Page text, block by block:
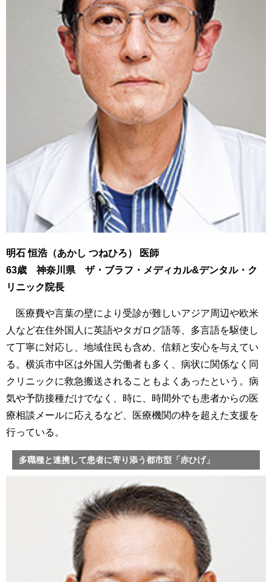
明石 恒浩（あかし つねひろ） 医師
63歳 神奈川県 ザ・ブラフ・メディカル&デンタル・ク
リニック院長
医療費や言葉の壁により受診が難しいアジア周辺や欧米
人など在住外国人に英語やタガログ語等、多言語を駆使し
て丁寧に対応し、地域住民も含め、信頼と安心を与えてい
る。横浜市中区は外国人労働者も多く、病状に関係なく同
クリニックに救急搬送されることもよくあったという。病
気や予防接種だけでなく、時に、時間外でも患者からの医
療相談メールに応えるなど、医療機関の枠を超えた支援を
行っている。
多職種と連携して患者に寄り添う都市型「赤ひげ」